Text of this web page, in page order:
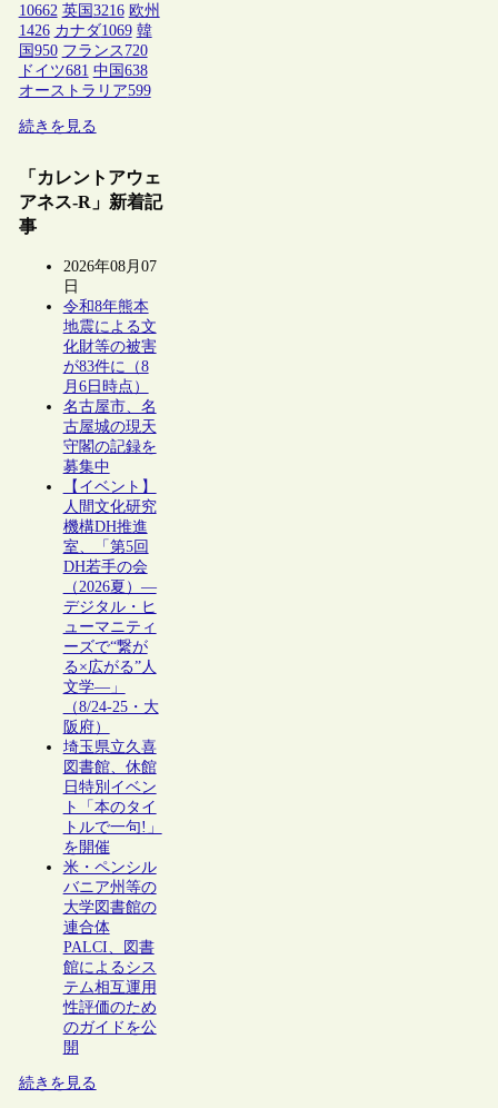
10662 英国 3216 欧州
1426 カナダ1069 韓
国 950 フランス 720
ドイツ681 中国 638
オーストラリア599
続きを見る
「カレントアウェ
アネス-R」新着記
事
2026年08月07
日
令和8年熊本
地震による文
化財等の被害
が83件に（8
月6日時点）
名古屋市、名
古屋城の現天
守閣の記録を
募集中
【イベント】
人間文化研究
機構DH推進
室、「第5回
DH若手の会
（2026夏）―
デジタル・ヒ
ューマニティ
ーズで“繋が
る×広がる”人
文学―」
（8/24-25・大
阪府）
埼玉県立久喜
図書館、休館
日特別イベン
ト「本のタイ
トルで一句!」
を開催
米・ペンシル
バニア州等の
大学図書館の
連合体
PALCI、図書
館によるシス
テム相互運用
性評価のため
のガイドを公
開
続きを見る